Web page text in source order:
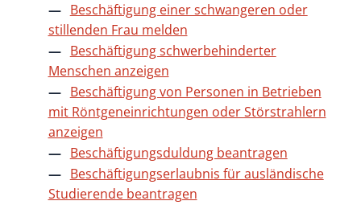
Beschäftigung einer schwangeren oder
stillenden Frau melden
Beschäftigung schwerbehinderter
Menschen anzeigen
Beschäftigung von Personen in Betrieben
mit Röntgeneinrichtungen oder Störstrahlern
anzeigen
Beschäftigungsduldung beantragen
Beschäftigungserlaubnis für ausländische
Studierende beantragen